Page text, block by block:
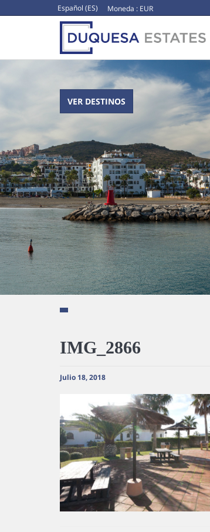
Español (ES) Moneda : EUR
VER DESTINOS
IMG_2866
Julio 18, 2018